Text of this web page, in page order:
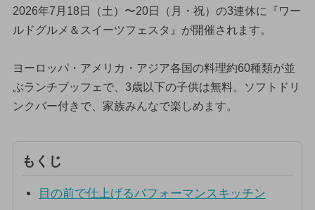
2026年7月18日（土）〜20日（月・祝）の3連休に『ワー
ルドグルメ＆スイーツフェスタ』が開催されます。
ヨーロッパ・アメリカ・アジア各国の料理約60種類が並
ぶランチブッフェで、3歳以下の子供は無料。ソフトドリ
ンクバー付きで、家族みんなで楽しめます。
もくじ
目の前で仕上げるパフォーマンスキッチン